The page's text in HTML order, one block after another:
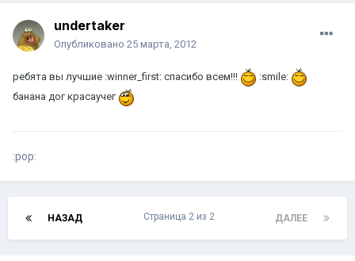
undertaker
Опубликовано 25 марта, 2012
ребята вы лучшие :winner_first: спасибо всем!!!
:smile:
банана дог красаучег
:pop:
НАЗАД ДАЛЕЕ
Страница 2 из 2